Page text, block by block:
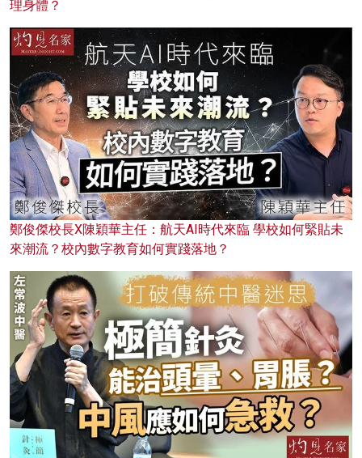
理身體？
鄭俊傑校長X陳穎華主任：航天AI時代來臨 學校如何緊貼未
來潮流？校內數字教育如何實踐落地？